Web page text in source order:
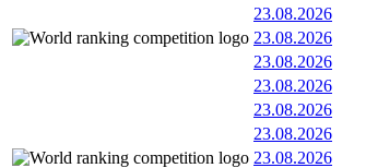
23.08.2026
23.08.2026
23.08.2026
23.08.2026
23.08.2026
23.08.2026
23.08.2026